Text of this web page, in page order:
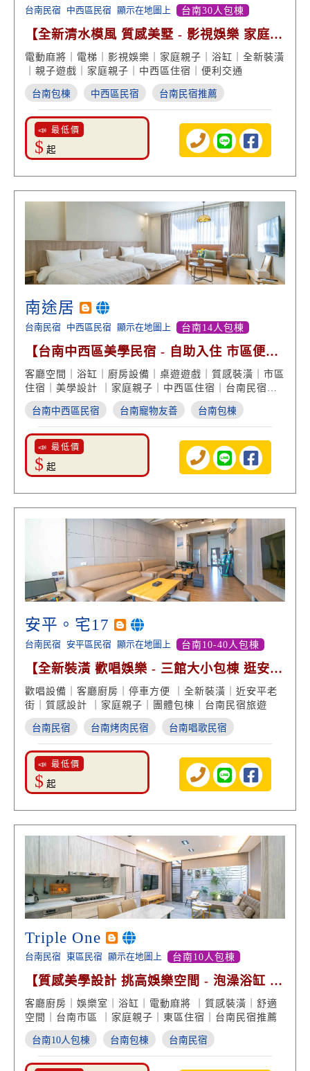
台南民宿 中西區民宿 顯示在地圖上 台南30人包棟
【全新清水模風 質感美墅 - 影視娛樂 家庭團
體包棟】
電動麻將｜電梯｜影視娛樂｜家庭親子｜浴缸｜全新裝潢
｜親子遊戲｜家庭親子｜中西區住宿｜便利交通
台南包棟 中西區民宿 台南民宿推薦
📣 最低價
$ 起
南途居
台南民宿 中西區民宿 顯示在地圖上 台南14人包棟
【台南中西區美學民宿 - 自助入住 市區便利
交通】
客廳空間｜浴缸｜廚房設備｜桌遊遊戲｜質感裝潢｜市區
住宿｜美學設計 ｜家庭親子｜中西區住宿｜台南民宿推
薦
台南中西區民宿 台南寵物友善 台南包棟
📣 最低價
$ 起
安平。宅17
台南民宿 安平區民宿 顯示在地圖上 台南10-40人包棟
【全新裝潢 歡唱娛樂 - 三館大小包棟 逛安平
老街】
歡唱設備｜客廳廚房｜停車方便 ｜全新裝潢｜近安平老
街｜質感設計 ｜家庭親子｜團體包棟｜台南民宿旅遊
台南民宿 台南烤肉民宿 台南唱歌民宿
📣 最低價
$ 起
Triple One
台南民宿 東區民宿 顯示在地圖上 台南10人包棟
【質感美學設計 挑高娛樂空間 - 泡澡浴缸 渡
假享受】
客廳廚房｜娛樂室｜浴缸｜電動麻將 ｜質感裝潢｜舒適
空間｜台南市區 ｜家庭親子｜東區住宿｜台南民宿推薦
台南10人包棟 台南包棟 台南民宿